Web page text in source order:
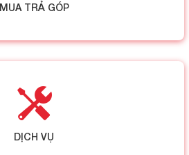
MUA TRẢ GÓP
DỊCH VỤ